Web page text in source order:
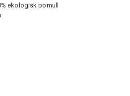
ekologisk bomull